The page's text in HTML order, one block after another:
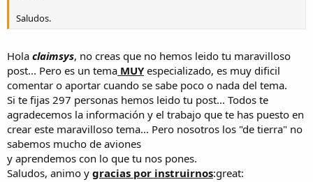
Saludos.
Hola claimsys, no creas que no hemos leido tu maravilloso
post... Pero es un tema MUYespecializado, es muy dificil
comentar o aportar cuando se sabe poco o nada del tema.
Si te fijas 297 personas hemos leido tu post... Todos te
agradecemos la información y el trabajo que te has puesto en
crear este maravilloso tema... Pero nosotros los "de tierra" no
sabemos mucho de aviones
y aprendemos con lo que tu nos pones.
Saludos, animo y gracias por instruirnos:great: